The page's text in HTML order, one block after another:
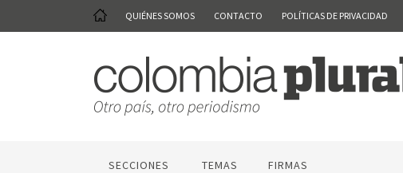
QUIÉNES SOMOS CONTACTO POLÍTICAS DE PRIVACIDAD
SECCIONES TEMAS FIRMAS